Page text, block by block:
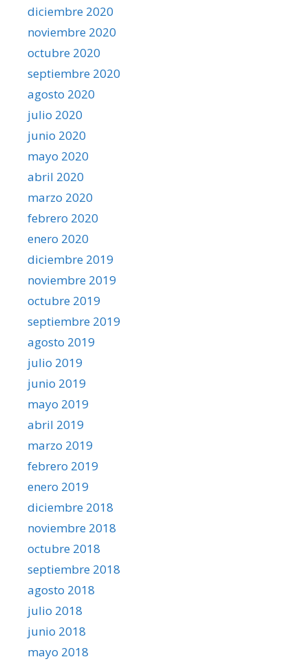
diciembre 2020
noviembre 2020
octubre 2020
septiembre 2020
agosto 2020
julio 2020
junio 2020
mayo 2020
abril 2020
marzo 2020
febrero 2020
enero 2020
diciembre 2019
noviembre 2019
octubre 2019
septiembre 2019
agosto 2019
julio 2019
junio 2019
mayo 2019
abril 2019
marzo 2019
febrero 2019
enero 2019
diciembre 2018
noviembre 2018
octubre 2018
septiembre 2018
agosto 2018
julio 2018
junio 2018
mayo 2018